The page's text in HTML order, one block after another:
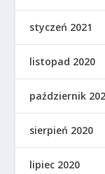
styczeń 2021
listopad 2020
październik
sierpień 2020
lipiec 2020